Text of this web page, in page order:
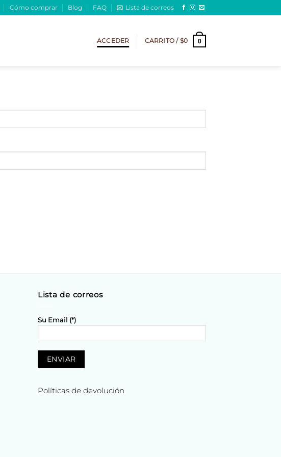
Cómo comprar Blog FAQ Lista de correos
ACCEDER CARRITO / $0 0
Lista de correos
Su Email (*)
Políticas de devolución